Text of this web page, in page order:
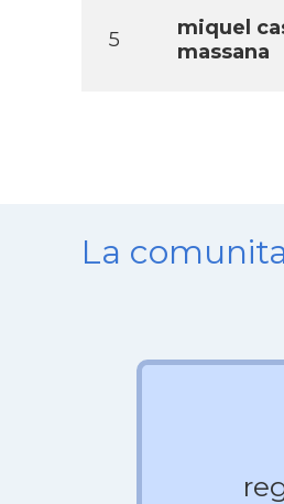
5
miquel
massana
La